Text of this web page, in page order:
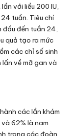
với liều 200 IU,
tuần. Tiêu chí
đến tuần 24,
quả tạo ra mức
các chỉ số sinh
về mỡ gan và
các lần khám
62% là nam
trong các đoàn